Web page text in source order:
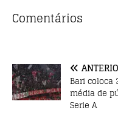
b
o
k
r
p
Comentários
Bari coloca
média de
Serie A